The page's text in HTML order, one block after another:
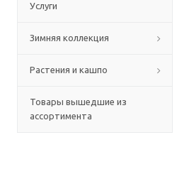
Услуги
Зимняя коллекция
Растения и кашпо
Товары вышедшие из
ассортимента